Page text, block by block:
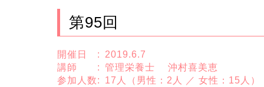
第95回
開催日 :
2019.6.7
講師 :
管理栄養士 沖村喜美恵
参加人数:
17人（男性：2人 ／ 女性：15人）